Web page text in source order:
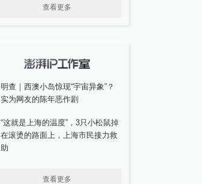
查看更多
明查｜西澳小岛惊现“宇宙异象”？
实为网友的陈年恶作剧
“这就是上海的温度”，3只小松鼠掉
在滚烫的路面上，上海市民接力救
助
查看更多